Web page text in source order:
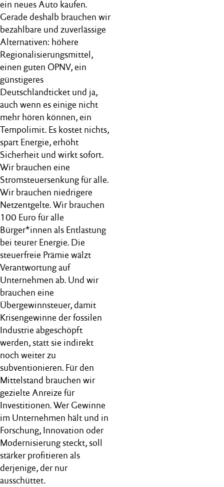
ein neues Auto kaufen.
Gerade deshalb brauchen wir
bezahlbare und zuverlässige
Alternativen: höhere
Regionalisierungsmittel,
einen guten ÖPNV, ein
günstigeres
Deutschlandticket und ja,
auch wenn es einige nicht
mehr hören können, ein
Tempolimit. Es kostet nichts,
spart Energie, erhöht
Sicherheit und wirkt sofort.
Wir brauchen eine
Stromsteuersenkung für alle.
Wir brauchen niedrigere
Netzentgelte. Wir brauchen
100 Euro für alle
Bürger*innen als Entlastung
bei teurer Energie. Die
steuerfreie Prämie wälzt
Verantwortung auf
Unternehmen ab. Und wir
brauchen eine
Übergewinnsteuer, damit
Krisengewinne der fossilen
Industrie abgeschöpft
werden, statt sie indirekt
noch weiter zu
subventionieren. Für den
Mittelstand brauchen wir
gezielte Anreize für
Investitionen. Wer Gewinne
im Unternehmen hält und in
Forschung, Innovation oder
Modernisierung steckt, soll
stärker profitieren als
derjenige, der nur
ausschüttet.